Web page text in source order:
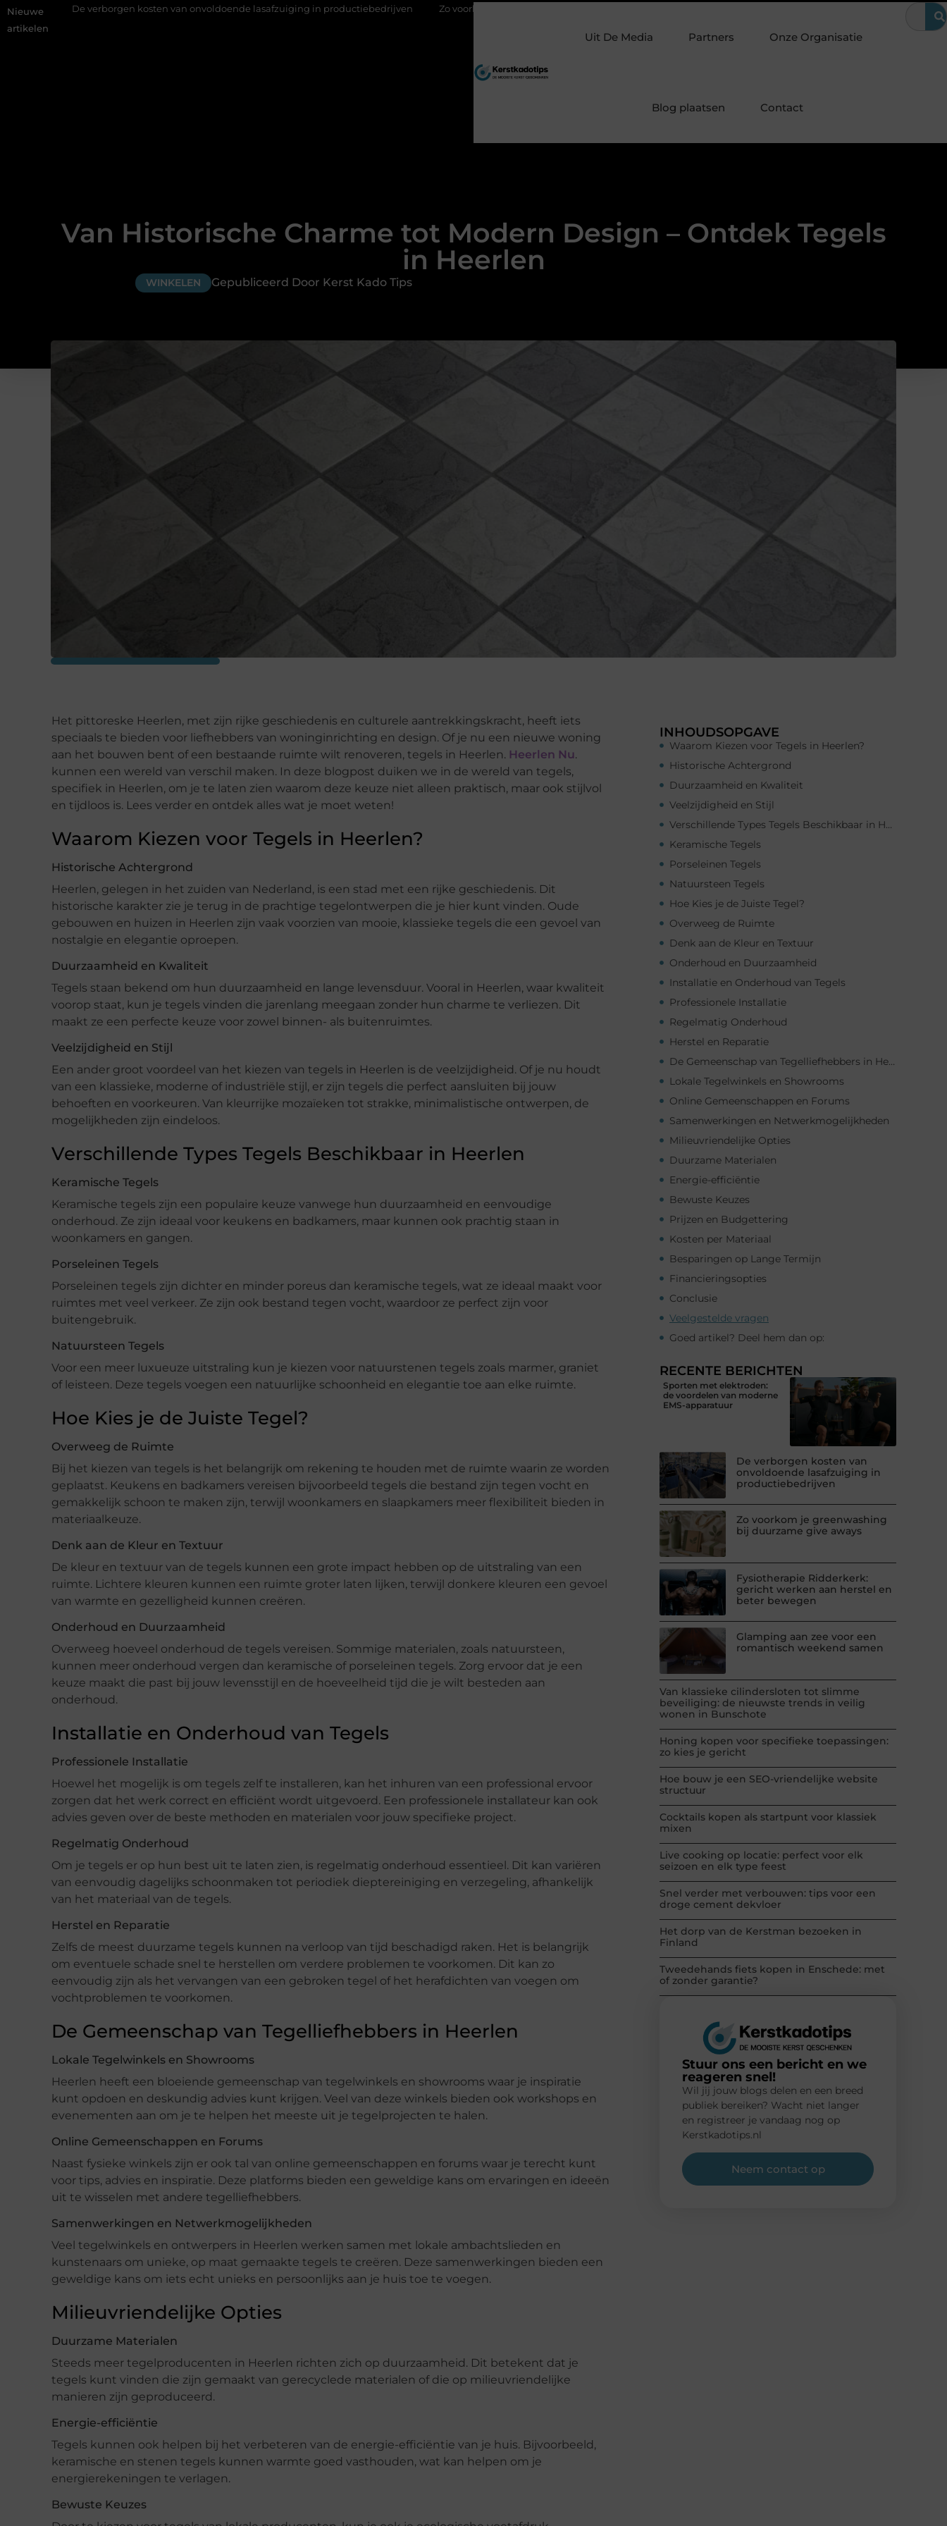
Nieuwe
artikelen
De verborgen kosten van onvoldoende lasafzuiging in productiebedrijven Zo voorkom je greenwashing bij duurzame give aways Fysiotherapie Ridderkerk: gericht werken aan herstel en beter
Uit De Media Partners Onze Organisatie
Blog plaatsen Contact
Van Historische Charme tot Modern Design – Ontdek Tegels
in Heerlen
WINKELEN Gepubliceerd Door Kerst Kado Tips
Het pittoreske Heerlen, met zijn rijke geschiedenis en culturele aantrekkingskracht, heeft iets
speciaals te bieden voor liefhebbers van woninginrichting en design. Of je nu een nieuwe woning
aan het bouwen bent of een bestaande ruimte wilt renoveren, tegels in Heerlen. Heerlen Nu.
kunnen een wereld van verschil maken. In deze blogpost duiken we in de wereld van tegels,
specifiek in Heerlen, om je te laten zien waarom deze keuze niet alleen praktisch, maar ook stijlvol
en tijdloos is. Lees verder en ontdek alles wat je moet weten!
Waarom Kiezen voor Tegels in Heerlen?
Historische Achtergrond
Heerlen, gelegen in het zuiden van Nederland, is een stad met een rijke geschiedenis. Dit
historische karakter zie je terug in de prachtige tegelontwerpen die je hier kunt vinden. Oude
gebouwen en huizen in Heerlen zijn vaak voorzien van mooie, klassieke tegels die een gevoel van
nostalgie en elegantie oproepen.
Duurzaamheid en Kwaliteit
Tegels staan bekend om hun duurzaamheid en lange levensduur. Vooral in Heerlen, waar kwaliteit
voorop staat, kun je tegels vinden die jarenlang meegaan zonder hun charme te verliezen. Dit
maakt ze een perfecte keuze voor zowel binnen- als buitenruimtes.
Veelzijdigheid en Stijl
Een ander groot voordeel van het kiezen van tegels in Heerlen is de veelzijdigheid. Of je nu houdt
van een klassieke, moderne of industriële stijl, er zijn tegels die perfect aansluiten bij jouw
behoeften en voorkeuren. Van kleurrijke mozaïeken tot strakke, minimalistische ontwerpen, de
mogelijkheden zijn eindeloos.
Verschillende Types Tegels Beschikbaar in Heerlen
Keramische Tegels
Keramische tegels zijn een populaire keuze vanwege hun duurzaamheid en eenvoudige
onderhoud. Ze zijn ideaal voor keukens en badkamers, maar kunnen ook prachtig staan in
woonkamers en gangen.
Porseleinen Tegels
Porseleinen tegels zijn dichter en minder poreus dan keramische tegels, wat ze ideaal maakt voor
ruimtes met veel verkeer. Ze zijn ook bestand tegen vocht, waardoor ze perfect zijn voor
buitengebruik.
Natuursteen Tegels
Voor een meer luxueuze uitstraling kun je kiezen voor natuurstenen tegels zoals marmer, graniet
of leisteen. Deze tegels voegen een natuurlijke schoonheid en elegantie toe aan elke ruimte.
Hoe Kies je de Juiste Tegel?
Overweeg de Ruimte
Bij het kiezen van tegels is het belangrijk om rekening te houden met de ruimte waarin ze worden
geplaatst. Keukens en badkamers vereisen bijvoorbeeld tegels die bestand zijn tegen vocht en
gemakkelijk schoon te maken zijn, terwijl woonkamers en slaapkamers meer flexibiliteit bieden in
materiaalkeuze.
Denk aan de Kleur en Textuur
De kleur en textuur van de tegels kunnen een grote impact hebben op de uitstraling van een
ruimte. Lichtere kleuren kunnen een ruimte groter laten lijken, terwijl donkere kleuren een gevoel
van warmte en gezelligheid kunnen creëren.
Onderhoud en Duurzaamheid
Overweeg hoeveel onderhoud de tegels vereisen. Sommige materialen, zoals natuursteen,
kunnen meer onderhoud vergen dan keramische of porseleinen tegels. Zorg ervoor dat je een
keuze maakt die past bij jouw levensstijl en de hoeveelheid tijd die je wilt besteden aan
onderhoud.
Installatie en Onderhoud van Tegels
Professionele Installatie
Hoewel het mogelijk is om tegels zelf te installeren, kan het inhuren van een professional ervoor
zorgen dat het werk correct en efficiënt wordt uitgevoerd. Een professionele installateur kan ook
advies geven over de beste methoden en materialen voor jouw specifieke project.
Regelmatig Onderhoud
Om je tegels er op hun best uit te laten zien, is regelmatig onderhoud essentieel. Dit kan variëren
van eenvoudig dagelijks schoonmaken tot periodiek dieptereiniging en verzegeling, afhankelijk
van het materiaal van de tegels.
Herstel en Reparatie
Zelfs de meest duurzame tegels kunnen na verloop van tijd beschadigd raken. Het is belangrijk
om eventuele schade snel te herstellen om verdere problemen te voorkomen. Dit kan zo
eenvoudig zijn als het vervangen van een gebroken tegel of het herafdichten van voegen om
vochtproblemen te voorkomen.
De Gemeenschap van Tegelliefhebbers in Heerlen
Lokale Tegelwinkels en Showrooms
Heerlen heeft een bloeiende gemeenschap van tegelwinkels en showrooms waar je inspiratie
kunt opdoen en deskundig advies kunt krijgen. Veel van deze winkels bieden ook workshops en
evenementen aan om je te helpen het meeste uit je tegelprojecten te halen.
Online Gemeenschappen en Forums
Naast fysieke winkels zijn er ook tal van online gemeenschappen en forums waar je terecht kunt
voor tips, advies en inspiratie. Deze platforms bieden een geweldige kans om ervaringen en ideeën
uit te wisselen met andere tegelliefhebbers.
Samenwerkingen en Netwerkmogelijkheden
Veel tegelwinkels en ontwerpers in Heerlen werken samen met lokale ambachtslieden en
kunstenaars om unieke, op maat gemaakte tegels te creëren. Deze samenwerkingen bieden een
geweldige kans om iets echt unieks en persoonlijks aan je huis toe te voegen.
Milieuvriendelijke Opties
Duurzame Materialen
Steeds meer tegelproducenten in Heerlen richten zich op duurzaamheid. Dit betekent dat je
tegels kunt vinden die zijn gemaakt van gerecyclede materialen of die op milieuvriendelijke
manieren zijn geproduceerd.
Energie-efficiëntie
Tegels kunnen ook helpen bij het verbeteren van de energie-efficiëntie van je huis. Bijvoorbeeld,
keramische en stenen tegels kunnen warmte goed vasthouden, wat kan helpen om je
energierekeningen te verlagen.
Bewuste Keuzes
INHOUDSOPGAVE
Waarom Kiezen voor Tegels in Heerlen?
Historische Achtergrond
Duurzaamheid en Kwaliteit
Veelzijdigheid en Stijl
Verschillende Types Tegels Beschikbaar in Heerlen
Keramische Tegels
Porseleinen Tegels
Natuursteen Tegels
Hoe Kies je de Juiste Tegel?
Overweeg de Ruimte
Denk aan de Kleur en Textuur
Onderhoud en Duurzaamheid
Installatie en Onderhoud van Tegels
Professionele Installatie
Regelmatig Onderhoud
Herstel en Reparatie
De Gemeenschap van Tegelliefhebbers in Heerlen
Lokale Tegelwinkels en Showrooms
Online Gemeenschappen en Forums
Samenwerkingen en Netwerkmogelijkheden
Milieuvriendelijke Opties
Duurzame Materialen
Energie-efficiëntie
Bewuste Keuzes
Prijzen en Budgettering
Kosten per Materiaal
Besparingen op Lange Termijn
Financieringsopties
Conclusie
Veelgestelde vragen
Goed artikel? Deel hem dan op:
RECENTE BERICHTEN
Sporten met elektroden:
de voordelen van moderne
EMS-apparatuur
De verborgen kosten van
onvoldoende lasafzuiging in
productiebedrijven
Zo voorkom je greenwashing
bij duurzame give aways
Fysiotherapie Ridderkerk:
gericht werken aan herstel en
beter bewegen
Glamping aan zee voor een
romantisch weekend samen
Van klassieke cilindersloten tot slimme
beveiliging: de nieuwste trends in veilig
wonen in Bunschote
Honing kopen voor specifieke toepassingen:
zo kies je gericht
Hoe bouw je een SEO-vriendelijke website
structuur
Cocktails kopen als startpunt voor klassiek
mixen
Live cooking op locatie: perfect voor elk
seizoen en elk type feest
Snel verder met verbouwen: tips voor een
droge cement dekvloer
Het dorp van de Kerstman bezoeken in
Finland
Tweedehands fiets kopen in Enschede: met
of zonder garantie?
Stuur ons een bericht en we
reageren snel!
Wil jij jouw blogs delen en een breed
publiek bereiken? Wacht niet langer
en registreer je vandaag nog op
Kerstkadotips.nl
Neem contact op